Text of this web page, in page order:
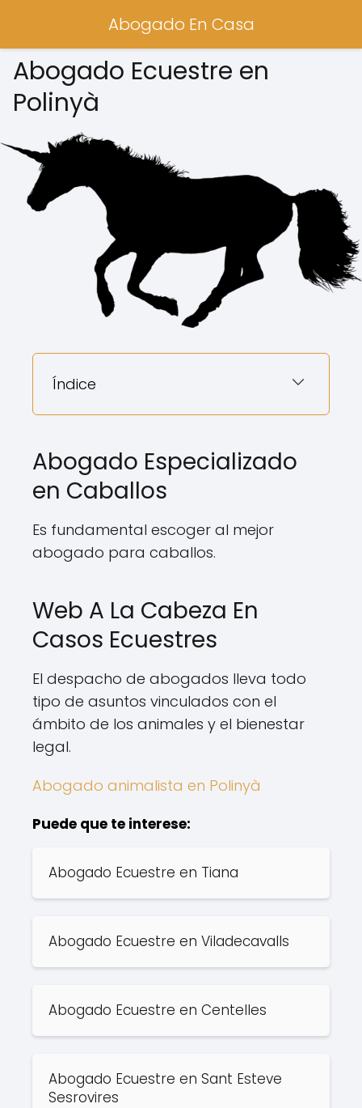
Abogado En Casa
Abogado Ecuestre en
Polinyà
Índice
Abogado Especializado
en Caballos
Es fundamental escoger al mejor
abogado para caballos.
Web A La Cabeza En
Casos Ecuestres
El despacho de abogados lleva todo
tipo de asuntos vinculados con el
ámbito de los animales y el bienestar
legal.
Abogado animalista en Polinyà
Puede que te interese:
Abogado Ecuestre en Tiana
Abogado Ecuestre en Viladecavalls
Abogado Ecuestre en Centelles
Abogado Ecuestre en Sant Esteve
Sesrovires